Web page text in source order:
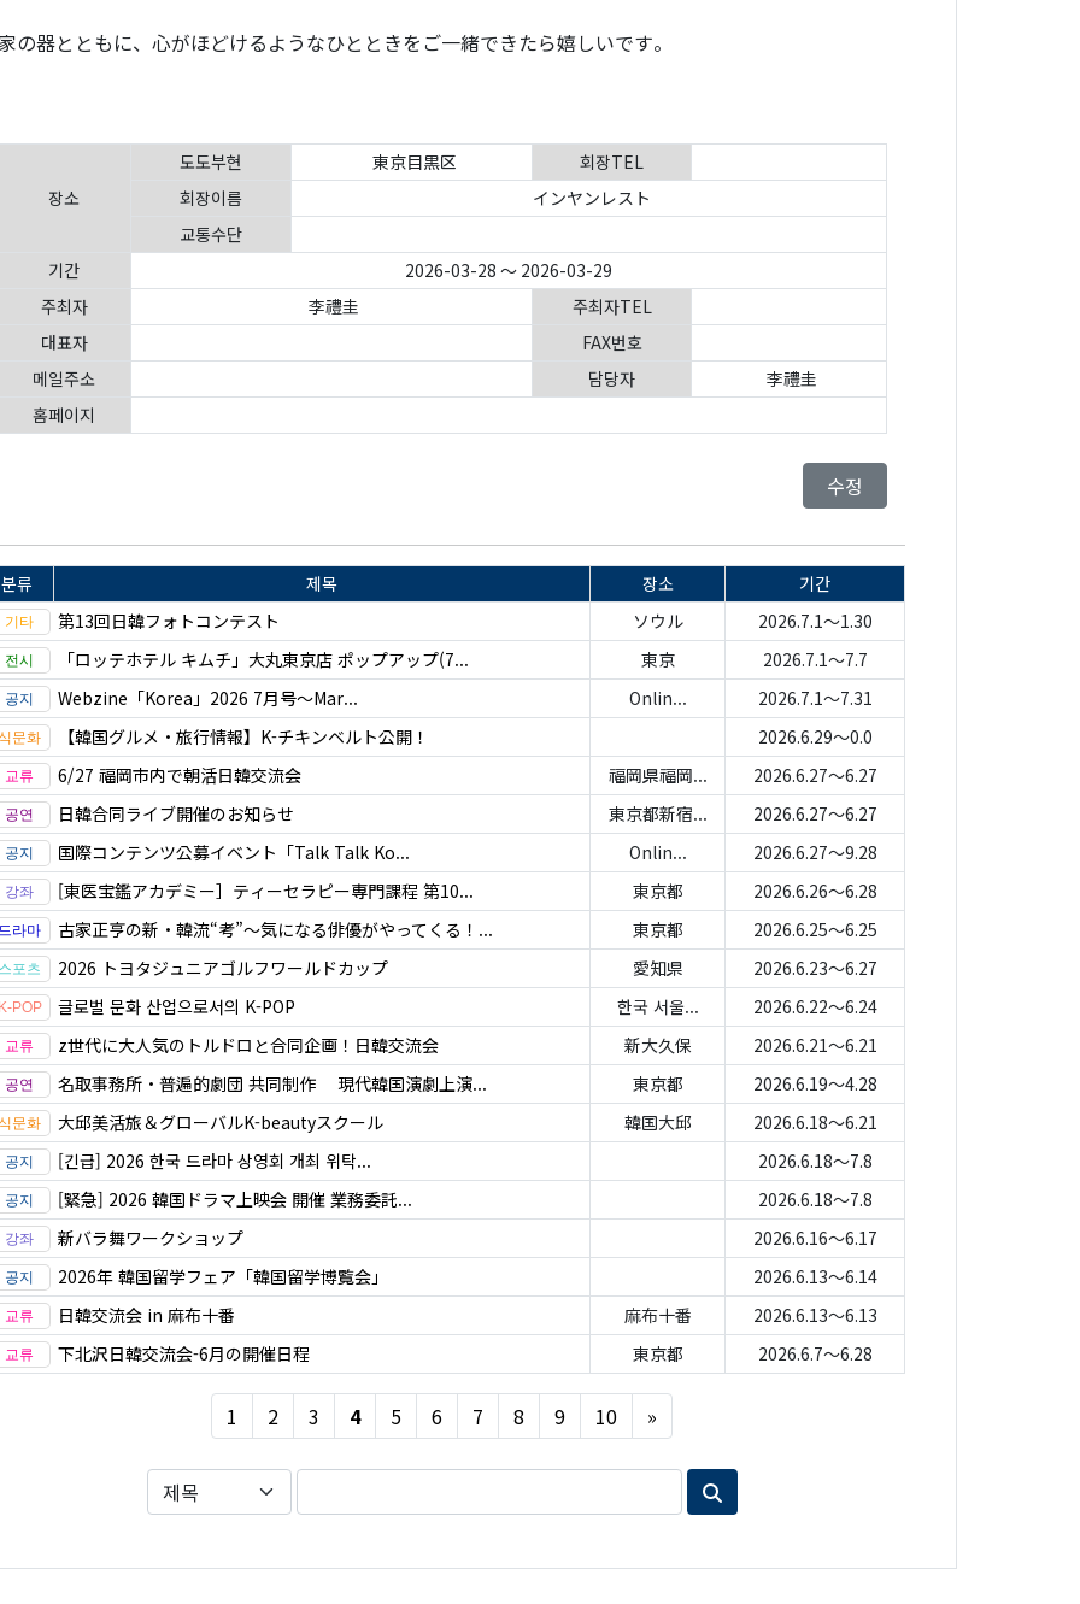
の器とともに、心がほどけるようなひとときをご一緒できたら嬉しいです。
장소
도도부현 東京目黒区
회장TEL
회장이름
インヤンレスト
교통수단
기간
2026-03-28 ～ 2026-03-29
주최자
李禮圭
주최자TEL
대표자
FAX번호
메일주소
담당자
李禮圭
홈페이지
수정
분류 제목 장소
기간
第13回日韓フォトコンテスト
ソウル
2026.7.1～1.30
「ロッテホテル キムチ」大丸東京店 ポップアップ(7...
東京
2026.7.1～7.7
Webzine「Korea」2026 7月号～Mar...
Onlin...
2026.7.1～7.31
【韓国グルメ・旅行情報】K-チキンベルト公開！
2026.6.29～0.0
6/27 福岡市内で朝活日韓交流会
福岡県福岡...
2026.6.27～6.27
日韓合同ライブ開催のお知らせ
東京都新宿...
2026.6.27～6.27
国際コンテンツ公募イベント「Talk Talk Ko...
Onlin...
2026.6.27～9.28
[東医宝鑑アカデミー］ティーセラピー専門課程 第10...
東京都
2026.6.26～6.28
古家正亨の新・韓流“考”～気になる俳優がやってくる！...
東京都
2026.6.25～6.25
2026 トヨタジュニアゴルフワールドカップ
愛知県
2026.6.23～6.27
글로벌 문화 산업으로서의 K-POP
한국 서울...
2026.6.22～6.24
z世代に大人気のトルドロと合同企画！日韓交流会
新大久保
2026.6.21～6.21
名取事務所・普遍的劇団 共同制作 現代韓国演劇上演...
東京都
2026.6.19～4.28
大邱美活旅＆グローバルK-beautyスクール
韓国大邱
2026.6.18～6.21
[긴급] 2026 한국 드라마 상영회 개최 위탁...
2026.6.18～7.8
[緊急] 2026 韓国ドラマ上映会 開催 業務委託...
2026.6.18～7.8
新バラ舞ワークショップ
2026.6.16～6.17
2026年 韓国留学フェア「韓国留学博覧会」
2026.6.13～6.14
日韓交流会 in 麻布十番
麻布十番
2026.6.13～6.13
下北沢日韓交流会-6月の開催日程
東京都 2026.6.7～6.28
1 2 3 4 5 6 7 8 9 10 »